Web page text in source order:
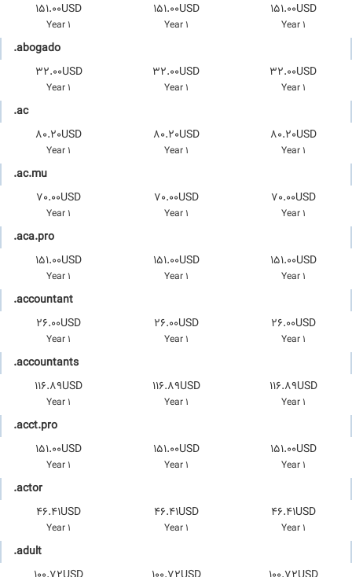
151.00USD
1 Year
151.00USD
1 Year
151.00USD
1 Year
.abogado
32.00USD
1 Year
32.00USD
1 Year
32.00USD
1 Year
.ac
80.20USD
1 Year
80.20USD
1 Year
80.20USD
1 Year
.ac.mu
70.00USD
1 Year
70.00USD
1 Year
70.00USD
1 Year
.aca.pro
151.00USD
1 Year
151.00USD
1 Year
151.00USD
1 Year
.accountant
26.00USD
1 Year
26.00USD
1 Year
26.00USD
1 Year
.accountants
116.89USD
1 Year
116.89USD
1 Year
116.89USD
1 Year
.acct.pro
151.00USD
1 Year
151.00USD
1 Year
151.00USD
1 Year
.actor
46.41USD
1 Year
46.41USD
1 Year
46.41USD
1 Year
.adult